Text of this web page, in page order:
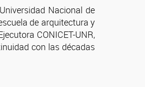
Nacional de
de arquitectura y
CONICET-UNR,
con las décadas